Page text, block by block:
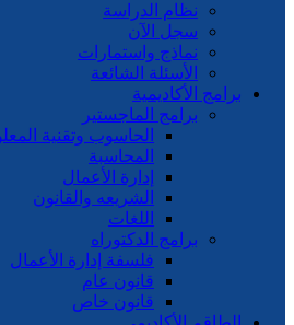
نظام الدراسة
سجل الآن
نماذج واستمارات
الأسئلة الشائعة
برامج الأكاديمية
برامج الماجستير
الحاسوب وتقنية
المحاسبة
إدارة الأعمال
الشريعه والقانون
اللغات
برامج الدكتوراه
فلسفة إدارة الأعمال
قانون عام
قانون خاص